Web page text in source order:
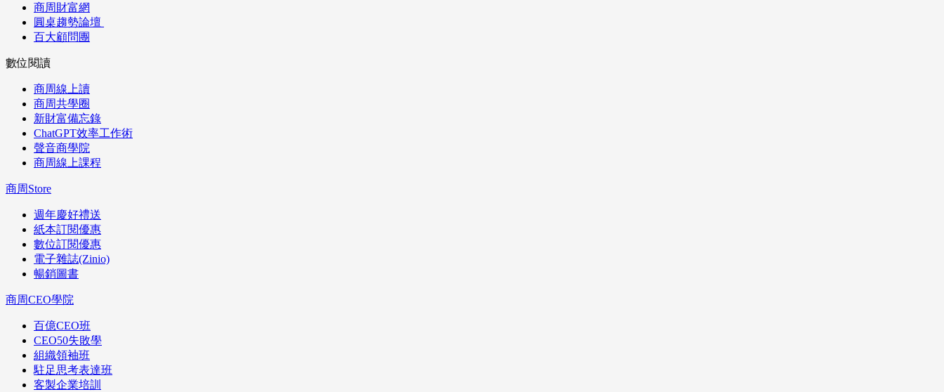
商周財富網
圓桌趨勢論壇
百大顧問團
數位閱讀
商周線上讀
商周共學圈
新財富備忘錄
ChatGPT效率工作術
聲音商學院
商周線上課程
商周Store
週年慶好禮送
紙本訂閱優惠
數位訂閱優惠
電子雜誌(Zinio)
暢銷圖書
商周CEO學院
百億CEO班
CEO50失敗學
組織領袖班
駐足思考表達班
客製企業培訓